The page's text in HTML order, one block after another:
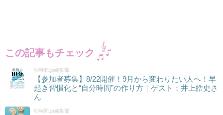
この記事もチェック
朝時間.jp編集部
【参加者募集】8/22開催！9月から変わりたい人へ！早
起き習慣化と“自分時間”の作り方｜ゲスト：井上皓史さ
ん
朝時間.jp編集部